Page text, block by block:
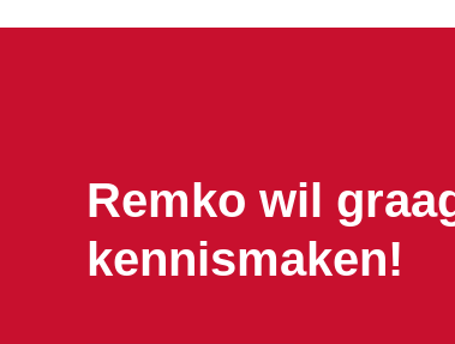
Remko wil
kennismaken!